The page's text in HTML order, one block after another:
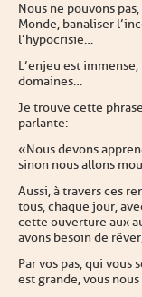
Nous ne pouvons
Monde, banaliser
l’hypocrisie…
L’enjeu est
domaines…
Je trouve cette
parlante :
« Nous devons
sinon nous allons
Aussi, à travers ces
tous, chaque jour,
cette ouverture aux
avons besoin de
Par vos pas, qui
est grande, vous